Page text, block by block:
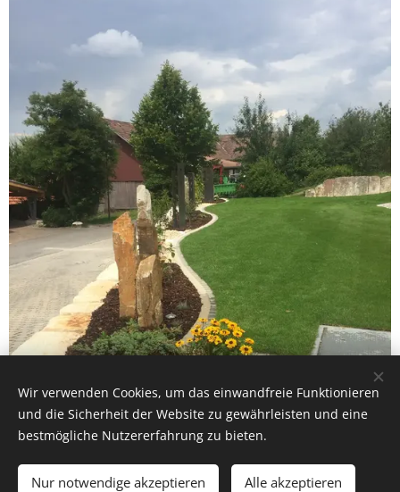
Wir verwenden Cookies, um das einwandfreie Funktionieren
und die Sicherheit der Website zu gewährleisten und eine
bestmögliche Nutzererfahrung zu bieten.
Nur notwendige akzeptieren Alle akzeptieren